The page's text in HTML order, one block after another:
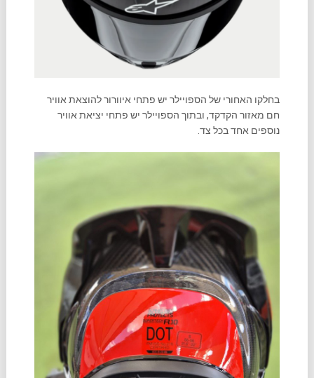
בחלקו האחורי של הספויילר יש פתחי איוורור להוצאת אוויר
חם מאזור הקדקד, ובתוך הספויילר יש פתחי יציאת אוויר
נוספים אחד בכל צד.